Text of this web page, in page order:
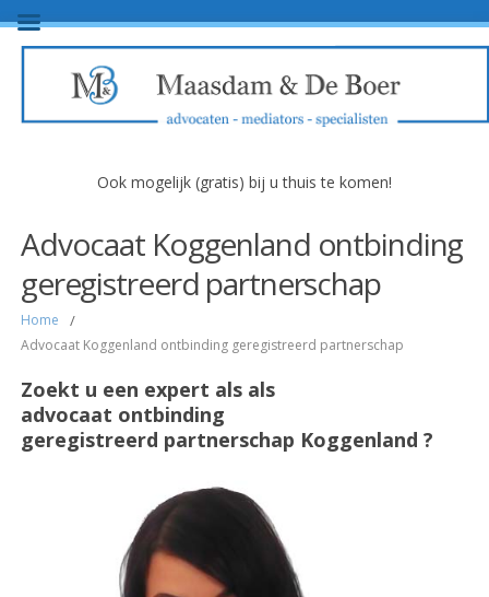
Ook mogelijk (gratis) bij u thuis te komen!
Advocaat Koggenland ontbinding
geregistreerd partnerschap
Home /
Advocaat Koggenland ontbinding geregistreerd partnerschap
Zoekt u een expert als als
advocaat ontbinding
geregistreerd partnerschap Koggenland ?